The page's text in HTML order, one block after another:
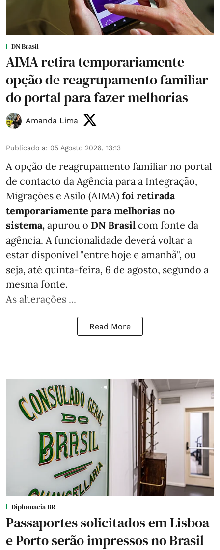
DN Brasil
AIMA retira temporariamente
opção de reagrupamento familiar
do portal para fazer melhorias
Amanda Lima
Publicado a: 05 Agosto 2026, 13:13
A opção de reagrupamento familiar no portal
de contacto da Agência para a Integração,
Migrações e Asilo (AIMA) foi retirada
temporariamente para melhorias no
sistema, apurou o DN Brasil com fonte da
agência. A funcionalidade deverá voltar a
estar disponível "entre hoje e amanhã", ou
seja, até quinta-feira, 6 de agosto, segundo a
mesma fonte.
As alterações ...
Read More
Diplomacia BR
Passaportes solicitados em Lisboa
e Porto serão impressos no Brasil